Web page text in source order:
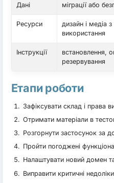
Дані міграції або
Ресурси
дизайн і медіа
використання
Інструкції
встановлення,
резервування
Етапи роботи
Зафіксувати склад і права
Отримати матеріали в
Розгорнути застосунок за
Пройти погоджені
Налаштувати новий домен та
Виправити критичні